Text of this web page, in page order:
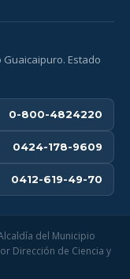
Guaicaipuro. Estado
0-800-4824220
0424-178-9609
0412-619-49-70
del Municipio
Dirección de Ciencia y